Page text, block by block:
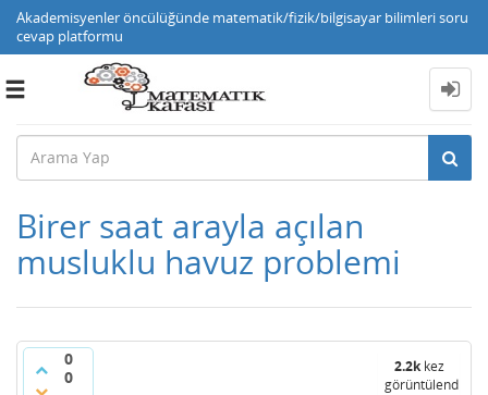
Akademisyenler öncülüğünde matematik/fizik/bilgisayar bilimleri soru
cevap platformu
Toggle
Birer saat arayla açılan
musluklu havuz problemi
0
0
2.2kkez
görüntülendi